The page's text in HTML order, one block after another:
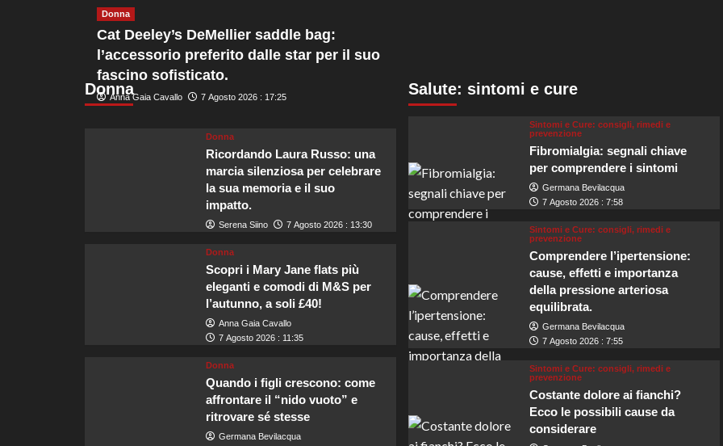
11
pub
imperdibili
Edimburgo
un’esperienza
Donna
Donna
Cat Deeley’s DeMellier saddle bag:
l’accessorio preferito dalle star per il suo
fascino sofisticato.
Anna Gaia Cavallo 7 Agosto 2026 : 17:25
Donna
Ricordando Laura Russo: una
marcia silenziosa per celebrare
la sua memoria e il suo
impatto.
Serena Siino 7 Agosto 2026 : 13:30
Donna
Scopri i Mary Jane flats più
eleganti e comodi di M&S per
l’autunno, a soli £40!
Anna Gaia Cavallo
7 Agosto 2026 : 11:35
Donna
Quando i figli crescono: come
affrontare il “nido vuoto” e
ritrovare sé stesse
Germana Bevilacqua
Salute: sintomi e cure
Sintomi e Cure: consigli, rimedi e
prevenzione
Fibromialgia: segnali chiave
per comprendere i sintomi
Germana Bevilacqua
7 Agosto 2026 : 7:58
Sintomi e Cure: consigli, rimedi e
prevenzione
Comprendere l’ipertensione:
cause, effetti e importanza
della pressione arteriosa
equilibrata.
Germana Bevilacqua
7 Agosto 2026 : 7:55
Sintomi e Cure: consigli, rimedi e
prevenzione
Costante dolore ai fianchi?
Ecco le possibili cause da
considerare